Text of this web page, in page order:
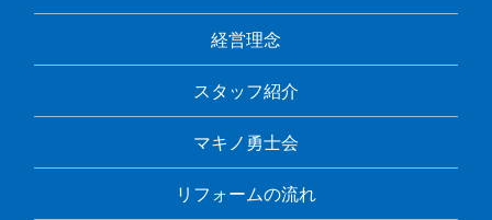
経営理念
スタッフ紹介
マキノ勇士会
リフォームの流れ